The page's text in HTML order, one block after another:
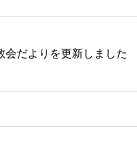
会だよりを更新しました